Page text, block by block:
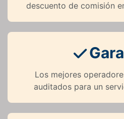
descuento de comisión
Los mejores
auditados para un